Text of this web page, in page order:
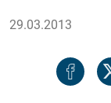
29.03.2013